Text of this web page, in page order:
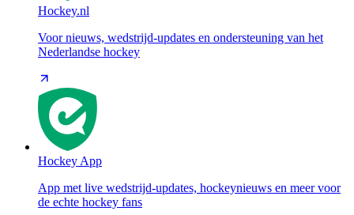
Hockey.nl
Voor nieuws, wedstrijd-updates en ondersteuning van het
Nederlandse hockey
Hockey App
App met live wedstrijd-updates, hockeynieuws en meer voor
de echte hockey fans